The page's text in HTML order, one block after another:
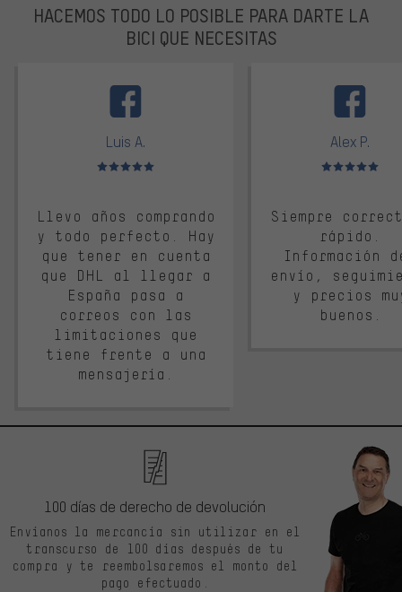
HACEMOS TODO LO POSIBLE PARA DARTE LA
BICI QUE NECESITAS
Luis A.
Valoración media: 5 de 5
Llevo años comprando
y todo perfecto. Hay
que tener en cuenta
que DHL al llegar a
España pasa a
correos con las
limitaciones que
tiene frente a una
mensajería.
Alex P.
Valoración
Siempre
rápido.
Información
envío,
y precios
buenos.
100 días de derecho de devolución
Envíanos la mercancía sin utilizar en el
transcurso de 100 días después de tu
compra y te reembolsaremos el monto del
pago efectuado.